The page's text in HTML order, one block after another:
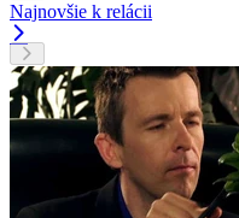
Najnovšie k relácii